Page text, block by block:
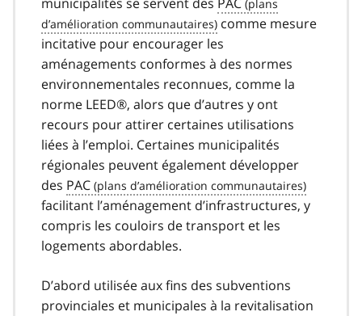
comme mesure
incitative pour encourager les
aménagements conformes à des normes
environnementales reconnues, comme la
norme LEED®, alors que d’autres y ont
recours pour attirer certaines utilisations
liées à l’emploi. Certaines municipalités
régionales peuvent également développer
des PAC
facilitant l’aménagement d’infrastructures, y
compris les couloirs de transport et les
logements abordables.
D’abord utilisée aux fins des subventions
provinciales et municipales à la revitalisation